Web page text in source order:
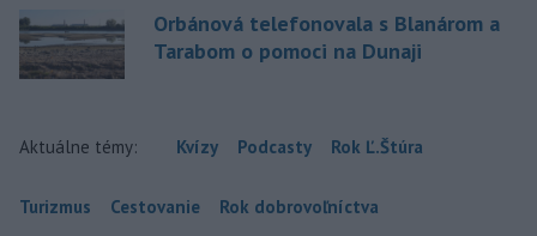
Orbánová telefonovala s Blanárom a
Tarabom o pomoci na Dunaji
Aktuálne témy: Kvízy Podcasty Rok Ľ.Štúra
Turizmus Cestovanie Rok dobrovoľníctva